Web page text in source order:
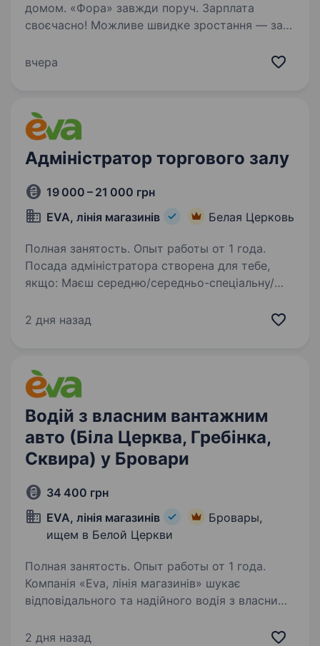
домом. «Фора» завжди поруч. Зарплата
своєчасно! Можливе швидке зростання — за
продавця / привітнупродавчиню продовольчих
вчера
Адміністратор торгового залу
19 000 – 21 000 грн
EVA, лінія магазинів
Белая Церковь
Полная занятость. Опыт работы от 1 года.
Посада адміністратора створена для тебе,
якщо: Маєш середню/середньо-спеціальну/
на адміністративній посаді (торгівля) рік і
2 дня назад
Водій з власним вантажним
авто (Біла Церква, Гребінка,
Сквира) у Бровари
34 400 грн
EVA, лінія магазинів
Бровары,
ищем в Белой Церкви
Полная занятость. Опыт работы от 1 года.
Компанія «Eva, лінія магазинів» шукає
відповідального та надійного водія з власним
по Київській області (Біла Церква / Гребінка /
2 дня назад